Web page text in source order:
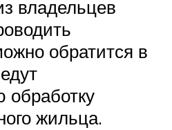
владельцев
обратится в
обработку
жильца.